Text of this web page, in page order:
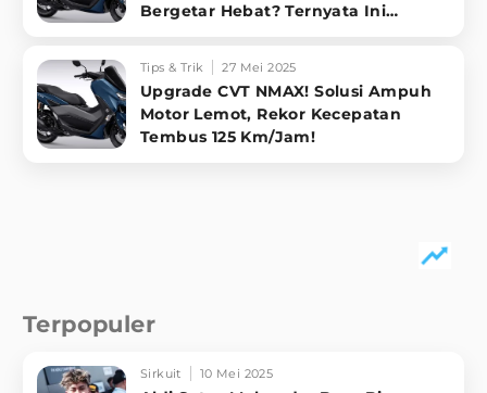
Bergetar Hebat? Ternyata Ini
Tips & Trik 27 Mei 2025
Upgrade CVT NMAX! Solusi Ampuh
Motor Lemot, Rekor Kecepatan
Tembus 125 Km/Jam!
Terpopuler
Sirkuit 10 Mei 2025